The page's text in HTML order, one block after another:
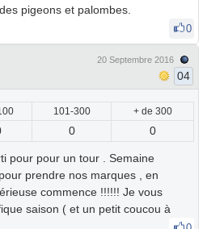
pigeons et palombes.
0
20 Septembre 2016
04
101-300 + de 300
0 0
pour pour un tour . Semaine
prendre nos marques , en
commence !!!!!! Je vous
saison ( et un petit coucou à